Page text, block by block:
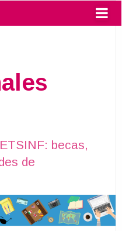
becas,
de